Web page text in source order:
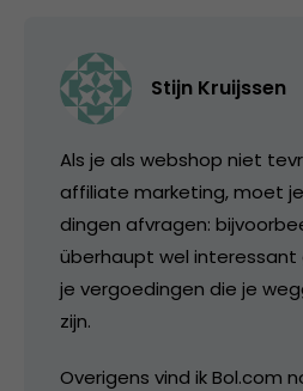
Stijn Kruijssen
Als je als webshop niet
affiliate marketing, moet
dingen afvragen:
überhaupt wel
je vergoedingen die je
zijn.
Overigens vind ik Bol.com